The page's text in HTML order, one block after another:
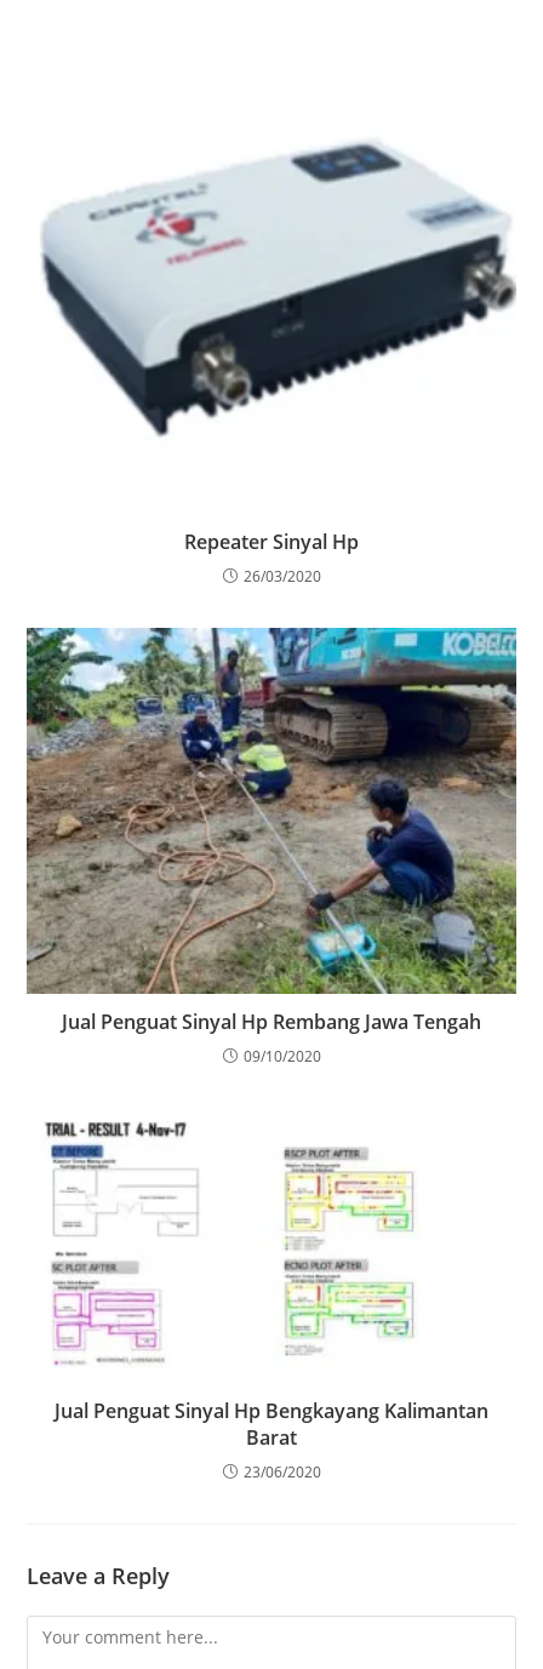
Repeater Sinyal Hp
26/03/2020
Jual Penguat Sinyal Hp Rembang Jawa Tengah
09/10/2020
Jual Penguat Sinyal Hp Bengkayang Kalimantan
Barat
23/06/2020
Leave a Reply
Comment